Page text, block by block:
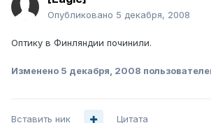
Опубликовано 5 декабря, 2008
Оптику в Финляндии починили.
Изменено 5 декабря, 2008
Вставить ник Цитата